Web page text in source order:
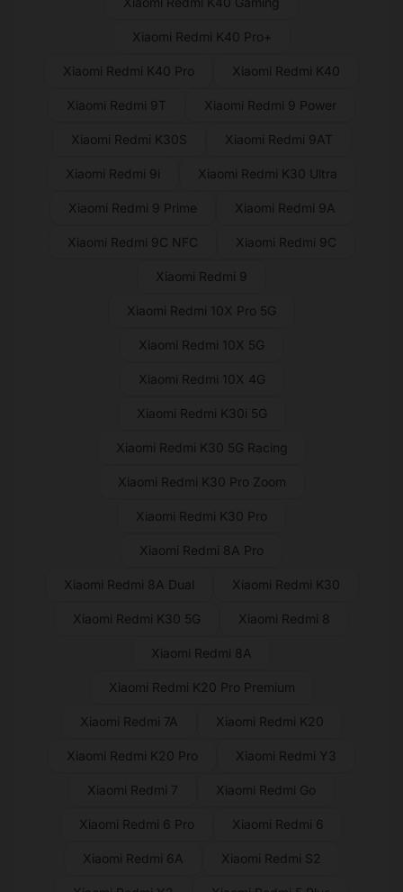
Xiaomi Redmi K40 Pro+
Xiaomi Redmi K40 Pro Xiaomi Redmi K40
Xiaomi Redmi 9T Xiaomi Redmi 9 Power
Xiaomi Redmi K30S Xiaomi Redmi 9AT
Xiaomi Redmi 9i Xiaomi Redmi K30 Ultra
Xiaomi Redmi 9 Prime Xiaomi Redmi 9A
Xiaomi Redmi 9C NFC Xiaomi Redmi 9C
Xiaomi Redmi 9
Xiaomi Redmi 10X Pro 5G
Xiaomi Redmi 10X 5G
Xiaomi Redmi 10X 4G
Xiaomi Redmi K30i 5G
Xiaomi Redmi K30 5G Racing
Xiaomi Redmi K30 Pro Zoom
Xiaomi Redmi K30 Pro
Xiaomi Redmi 8A Pro
Xiaomi Redmi 8A Dual Xiaomi Redmi K30
Xiaomi Redmi K30 5G Xiaomi Redmi 8
Xiaomi Redmi 8A
Xiaomi Redmi K20 Pro Premium
Xiaomi Redmi 7A Xiaomi Redmi K20
Xiaomi Redmi K20 Pro Xiaomi Redmi Y3
Xiaomi Redmi 7 Xiaomi Redmi Go
Xiaomi Redmi 6 Pro Xiaomi Redmi 6
Xiaomi Redmi 6A Xiaomi Redmi S2